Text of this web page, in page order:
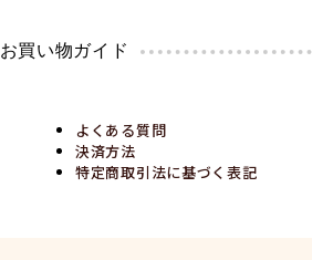
お買い物ガイド
よくある質問
決済方法
特定商取引法に基づく表記